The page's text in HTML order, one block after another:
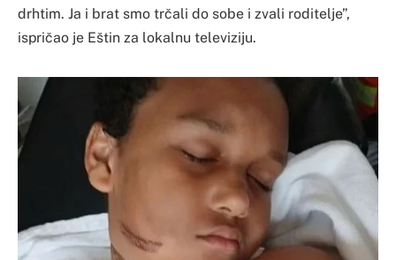
drhtim. Ja i brat smo trčali do sobe i zvali roditelje”,
ispričao je Eštin za lokalnu televiziju.